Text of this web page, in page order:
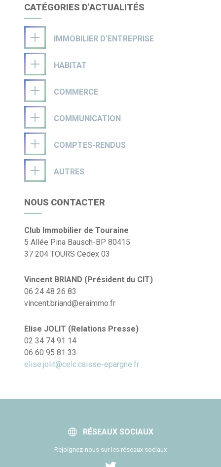
CATÉGORIES D’ACTUALITÉS
IMMOBILIER D’ENTREPRISE
HABITAT
COMMERCE
COMMUNICATION
COMPTES-RENDUS
AUTRES
NOUS CONTACTER
Club Immobilier de Touraine
5 Allée Pina Bausch-BP 80415
37 204 TOURS Cedex 03
Vincent BRIAND (Président du CIT)
06 24 48 26 83
vincent.briand@eraimmo.fr
Elise JOLIT (Relations Presse)
02 34 74 91 14
06 60 95 81 33
elise.jolit@celc.caisse-epargne.fr
RÉSEAUX SOCIAUX
Rejoignez-nous sur les réseaux sociaux